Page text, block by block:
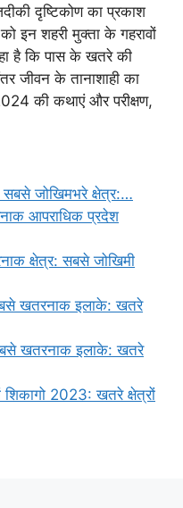
दृष्टिकोण का प्रकाश
इन शहरी मुक्ता के गहरावों
है कि पास के खतरे की
जीवन के तानाशाही का
की कथाएं और परीक्षण,
जोखिमभरे क्षेत्र:…
आपराधिक प्रदेश
क्षेत्र: सबसे जोखिमी
खतरनाक इलाके: खतरे
खतरनाक इलाके: खतरे
2023: खतरे क्षेत्रों